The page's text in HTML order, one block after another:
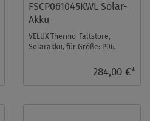
FSCP061045KWL Solar-
Akku
VELUX Thermo-Faltstore,
Solarakku, für Größe: P06,
284,00 €*